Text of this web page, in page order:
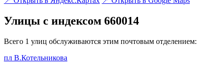
Улицы с индексом 660014
Всего 1 улиц обслуживаются этим почтовым отделением:
пл В.Котельникова